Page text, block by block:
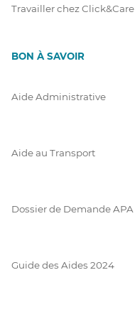
Travailler chez Click&Care
BON À SAVOIR
Aide Administrative
Aide au Transport
Dossier de Demande APA
Guide des Aides 2024